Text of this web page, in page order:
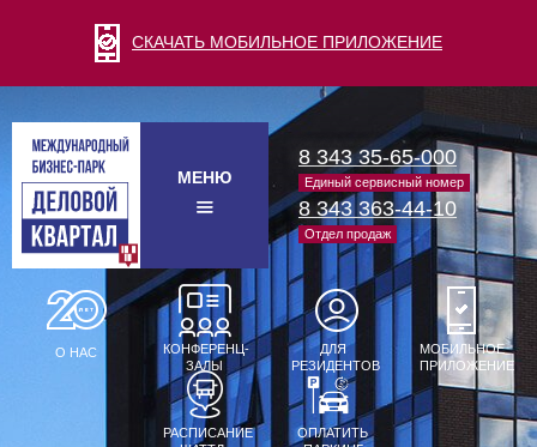
СКАЧАТЬ МОБИЛЬНОЕ ПРИЛОЖЕНИЕ
МЕНЮ
8 343 35-65-000
Единый сервисный номер
8 343 363-44-10
Отдел продаж
О НАС
КОНФЕРЕНЦ-
ЗАЛЫ
ДЛЯ
РЕЗИДЕНТОВ
МОБИЛЬНОЕ
ПРИЛОЖЕНИЕ
РАСПИСАНИЕ
ОПЛАТИТЬ